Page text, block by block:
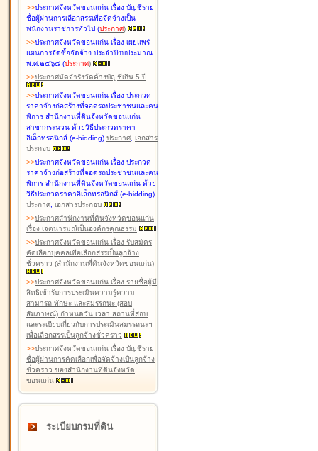
>>ประกาศจังหวัดขอนแก่น เรื่อง บัญชีราย
ชื่อผู้ผ่านการเลือกสรรเพื่อจัดจ้างเป็น
พนักงานราชการทั่วไป (ประกาศ)
>>ประกาศจังหวัดขอนแก่น เรื่อง เผยแพร่
แผนการจัดซื้อจัดจ้าง ประจำปีงบประมาณ
พ.ศ.๒๕๖๘ (ประกาศ)
>>ประกาศมัดจำรังวัดค้างบัญชีเกิน 5 ปี
>>ประกาศจังหวัดขอนแก่น เรื่อง ประกวด
ราคาจ้างก่อสร้างที่จอดรถประชาชนและคน
พิการ สำนักงานที่ดินจังหวัดขอนแก่น
สาขากระนวน ด้วยวิธีประกวดราคา
อิเล็กทรอนิกส์ (e-bidding) ประกาศ, เอกสาร
ประกอบ
>>ประกาศจังหวัดขอนแก่น เรื่อง ประกวด
ราคาจ้างก่อสร้างที่จอดรถประชาชนและคน
พิการ สำนักงานที่ดินจังหวัดขอนแก่น ด้วย
วิธีประกวดราคาอิเล็กทรอนิกส์ (e-bidding)
ประกาศ, เอกสารประกอบ
>>ประกาศสำนักงานที่ดินจังหวัดขอนแก่น
เรื่อง เจตนารมณ์เป็นองค์กรคุณธรรม
>>ประกาศจังหวัดขอนแก่น เรื่อง รับสมัคร
คัดเลือกบุคคลเพื่อเลือกสรรเป็นลูกจ้าง
ชั่วคราว (สำนักงานที่ดินจังหวัดขอนแก่น)
>>ประกาศจังหวัดขอนแก่น เรื่อง รายชื่อผู้มี
สิทธิเข้ารับการประเมินความรู้ความ
สามารถ ทักษะ และสมรรถนะ (สอบ
สัมภาษณ์) กำหนดวัน เวลา สถานที่สอบ
และระเบียบเกี่ยวกับการประเมินสมรรถนะฯ
เพื่อเลือกสรรเป็นลูกจ้างชั่วคราว
>>ประกาศจังหวัดขอนแก่น เรื่อง บัญชีราย
ชื่อผู้ผ่านการคัดเลือกเพื่อจัดจ้างเป็นลูกจ้าง
ชั่วคราว ของสำนักงานที่ดินจังหวัด
ขอนแก่น
ระเบียบกรมที่ดิน